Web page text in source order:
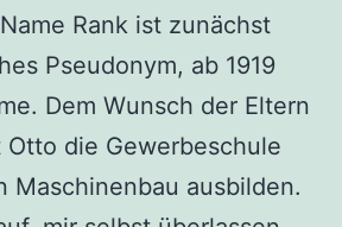
Rank ist zunächst
Pseudonym, ab 1919
Dem Wunsch der Eltern
die Gewerbeschule
Maschinenbau ausbilden.